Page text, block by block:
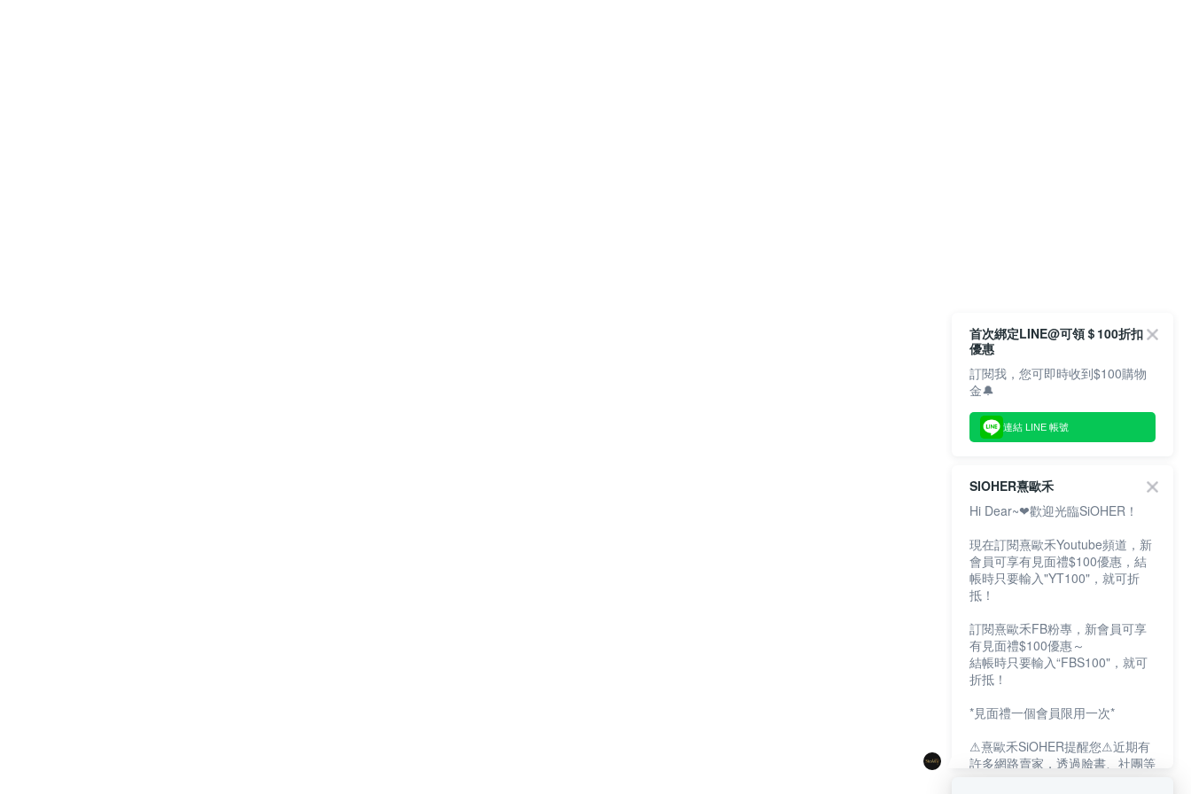
首次綁定LINE@可領＄100折扣
優惠
訂閱我，您可即時收到$100購物
金🔔
連結 LINE 帳號
SIOHER熹歐禾
Hi Dear~❤歡迎光臨SiOHER！
現在訂閱熹歐禾Youtube頻道，新
會員可享有見面禮$100優惠，結
帳時只要輸入"YT100"，就可折
抵！
訂閱熹歐禾FB粉專，新會員可享
有見面禮$100優惠～
結帳時只要輸入“FBS100"，就可
折抵！
*見面禮一個會員限用一次*
⚠熹歐禾SiOHER提醒您⚠近期有
許多網路賣家，透過臉書、社團等